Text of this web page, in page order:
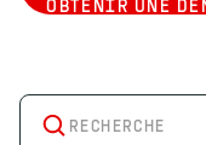
OBTENIR UNE